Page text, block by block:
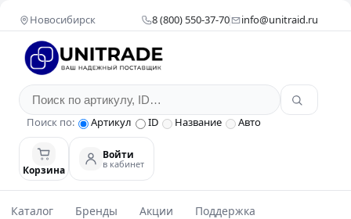
Новосибирск 8 (800) 550-37-70 info@unitraid.ru
Поиск по: Артикул ID Название Авто
Корзина
Войти
в кабинет
Каталог Бренды Акции Поддержка